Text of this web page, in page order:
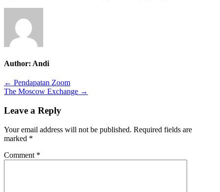
Author: Andi
Post
navigation
← Pendapatan Zoom
The Moscow Exchange →
Leave a Reply
Your email address will not be published. Required fields are
marked *
Comment *